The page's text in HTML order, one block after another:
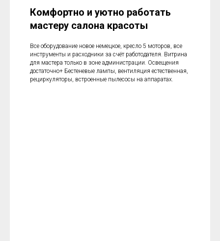
Комфортно и уютно работать
мастеру салона красоты
Все оборудование новое немецкое, кресло 5 моторов, все
инструменты и расходники за счёт работодателя. Витрина
для мастера только в зоне администрации. Освещения
достаточно+ Бестеневые лампы, вентиляция естественная,
рециркуляторы, встроенные пылесосы на аппаратах.